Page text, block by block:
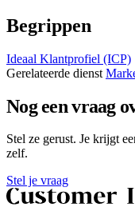
Begrippen
Ideaal Klantprofiel (ICP)
Gerelateerde dienst
Nog een vraag
Stel ze gerust. Je krijgt
zelf.
Stel je vraag